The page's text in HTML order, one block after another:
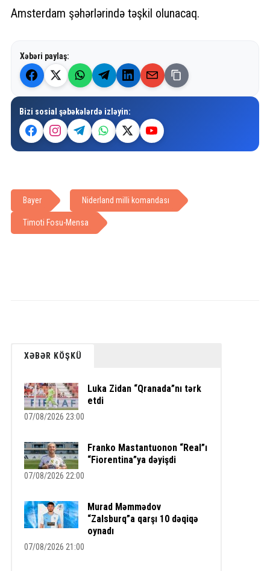
Amsterdam şəhərlərində təşkil olunacaq.
Xəbəri paylaş:
Bizi sosial şəbəkələrdə izləyin:
Bayer Niderland milli komandası
Timoti Fosu-Mensa
XƏBƏR KÖŞKÜ
Luka Zidan “Qranada”nı tərk
etdi
07/08/2026 23:00
Franko Mastantuonon “Real”ı
“Fiorentina”ya dəyişdi
07/08/2026 22:00
Murad Məmmədov
“Zalsburq”a qarşı 10 dəqiqə
oynadı
07/08/2026 21:00